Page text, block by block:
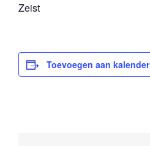
Zeist
Toevoegen aan kalender